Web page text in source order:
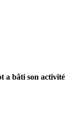
a bâti son activité